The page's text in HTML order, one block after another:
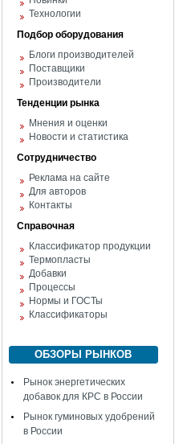
Технологии
Подбор оборудования
Блоги производителей
Поставщики
Производители
Тенденции рынка
Мнения и оценки
Новости и статистика
Сотрудничество
Реклама на сайте
Для авторов
Контакты
Справочная
Классификатор продукции
Термопласты
Добавки
Процессы
Нормы и ГОСТы
Классификаторы
ОБЗОРЫ РЫНКОВ
Рынок энергетических
добавок для КРС в России
Рынок гуминовых удобрений
в России